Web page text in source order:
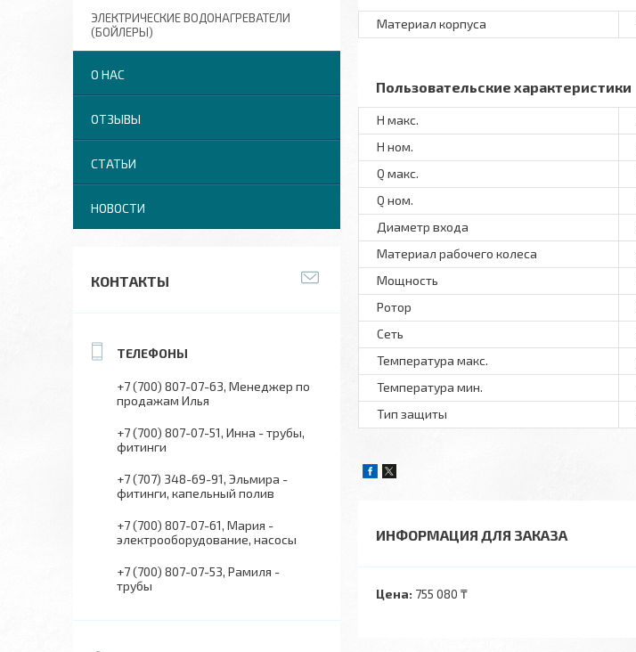
Материал корпуса
Пользовательские характеристики
H макс.
H ном.
Q макс.
Q ном.
Диаметр входа
Материал рабочего колеса
Мощность
Ротор
Сеть
Температура макс.
Температура мин.
Тип защиты
ИНФОРМАЦИЯ ДЛЯ ЗАКАЗА
Цена: 755 080 ₸
ЭЛЕКТРИЧЕСКИЕ ВОДОНАГРЕВАТЕЛИ
(БОЙЛЕРЫ)
О НАС
ОТЗЫВЫ
СТАТЬИ
НОВОСТИ
КОНТАКТЫ
+7 (700) 807-07-63 Менеджер по
продажам Илья
+7 (700) 807-07-51 Инна - трубы,
фитинги
+7 (707) 348-69-91 Эльмира -
фитинги, капельный полив
+7 (700) 807-07-61 Мария -
электрооборудование, насосы
+7 (700) 807-07-53 Рамиля -
трубы